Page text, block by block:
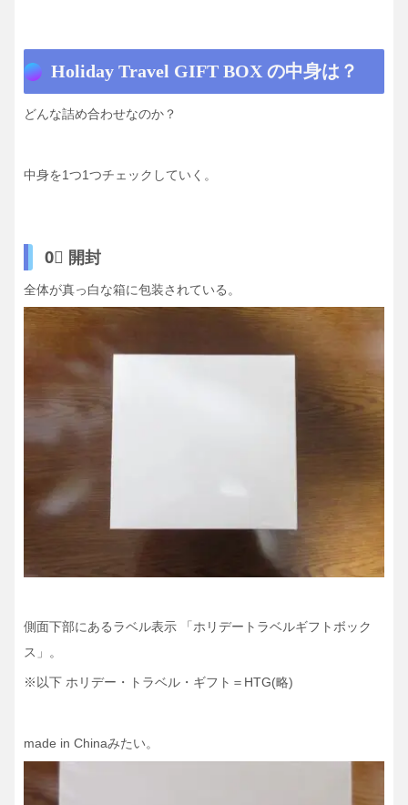
Holiday Travel GIFT BOX の中身は？
どんな詰め合わせなのか？
中身を1つ1つチェックしていく。
0⃣ 開封
全体が真っ白な箱に包装されている。
側面下部にあるラベル表示 「ホリデートラベルギフトボック
ス」。
※以下 ホリデー・トラベル・ギフト＝HTG(略)
made in Chinaみたい。